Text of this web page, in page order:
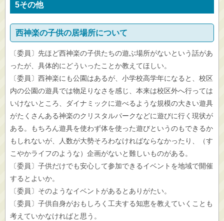
5その他
西神楽の子供の居場所について
〔委員〕先ほど西神楽の子供たちの遊ぶ場所がないという話があ
ったが、具体的にどういったことか教えてほしい。
〔委員〕西神楽にも公園はあるが、小学校高学年になると、校区
内の公園の遊具では物足りなさを感じ、本来は校区外へ行っては
いけないところ、ダイナミックに遊べるような規模の大きい遊具
がたくさんある神楽のクリスタルパークなどに遊びに行く現状が
ある。もちろん遊具を使わず体を使った遊びというのもできるか
もしれないが、人数が大勢そろわなければならなかったり、（す
こやかライフのような）企画がないと難しいものがある。
〔委員〕子供だけでも安心して参加できるイベントを地域で開催
するとよいか。
〔委員〕そのようなイベントがあるとありがたい。
〔委員〕子供自身がおもしろく工夫する知恵を教えていくことも
考えていかなければと思う。